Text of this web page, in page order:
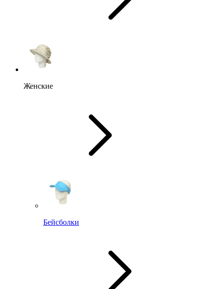
Женские
Бейсболки